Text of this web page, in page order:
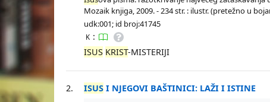
Mozaik knjiga, 2009. - 234 str. : ilustr. (pretežno u
udk:001; id broj:41745
K :
ISUS KRIST-MISTERIJI
2. ISUS I NJEGOVI BAŠTINICI: LAŽI I ISTINE